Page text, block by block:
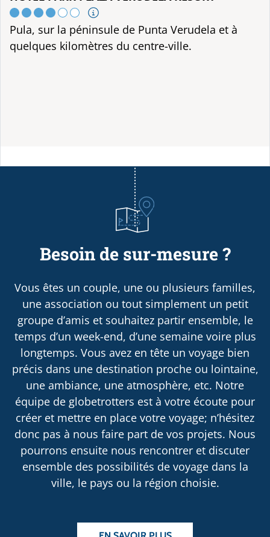
Pula, sur la péninsule de Punta Verudela et à
quelques kilomètres du centre-ville.
Besoin de sur-mesure ?
Vous êtes un couple, une ou plusieurs familles,
une association ou tout simplement un petit
groupe d’amis et souhaitez partir ensemble, le
temps d’un week-end, d’une semaine voire plus
longtemps. Vous avez en tête un voyage bien
précis dans une destination proche ou lointaine,
une ambiance, une atmosphère, etc. Notre
équipe de globetrotters est à votre écoute pour
créer et mettre en place votre voyage; n’hésitez
donc pas à nous faire part de vos projets. Nous
pourrons ensuite nous rencontrer et discuter
ensemble des possibilités de voyage dans la
ville, le pays ou la région choisie.